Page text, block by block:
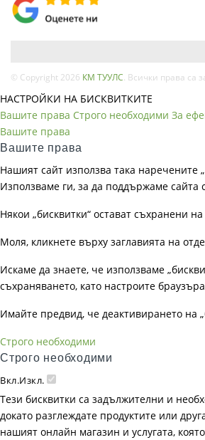
© Copyright 2026 КМ ТУУЛС . Всички права са
НАСТРОЙКИ НА БИСКВИТКИТЕ
Вашите права Строго необходими За
Вашите права
Вашите права
Нашият сайт използва така наречените
Използваме ги, за да поддържаме сайта
Някои „бисквитки“ остават съхранени
Моля, кликнете върху заглавията на
Искаме да знаете, че използваме
съхраняването, като настроите
Имайте предвид, че деактивирането на
Строго необходими
Строго необходими
Вкл.Изкл.
Тези бисквитки са задължителни и
докато разглеждате продуктите или
нашият онлайн магазин и услугата,